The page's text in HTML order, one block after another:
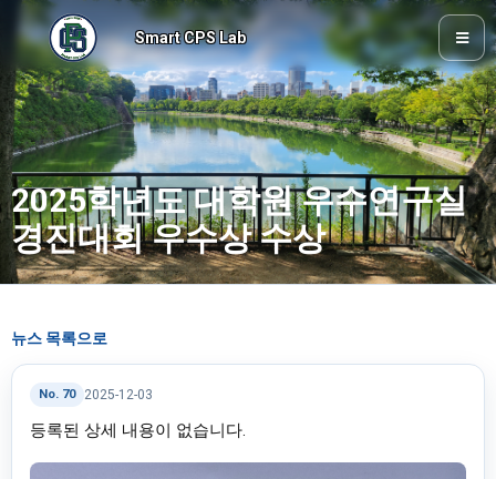
Smart CPS Lab
2025학년도 대학원 우수연구실
경진대회 우수상 수상
뉴스 목록으로
No. 70 2025-12-03
등록된 상세 내용이 없습니다.